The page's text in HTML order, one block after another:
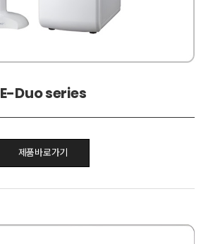
E-Duo series
제품바로가기